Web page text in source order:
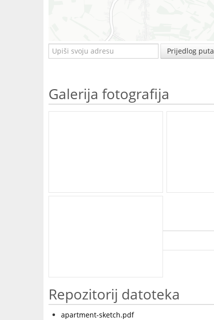
Prijedlog puta
Galerija fotografija
Repozitorij datoteka
apartment-sketch.pdf